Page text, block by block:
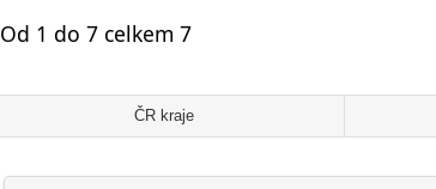
Od 1 do 7 celkem 7
ČR kraje